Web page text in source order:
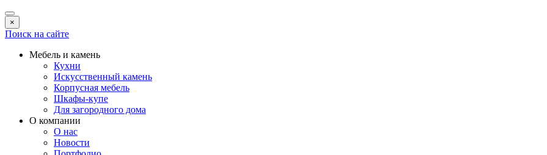
×
Поиск на сайте
Мебель и камень
Кухни
Искусственный камень
Корпусная мебель
Шкафы-купе
Для загородного дома
О компании
О нас
Новости